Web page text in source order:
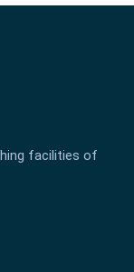
facilities of